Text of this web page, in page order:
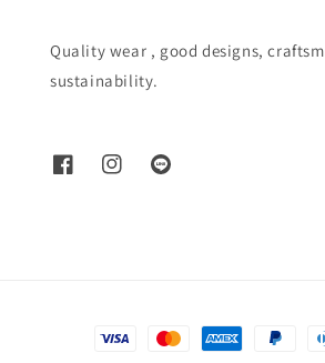
Quality wear , good designs,
sustainability.